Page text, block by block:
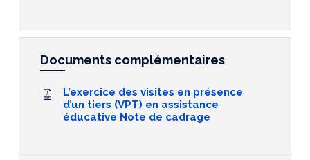
Documents complémentaires
L’exercice des visites en présence
d’un tiers (VPT) en assistance
éducative Note de cadrage